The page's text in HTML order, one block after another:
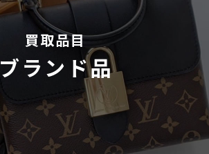
買取品目
ブランド品